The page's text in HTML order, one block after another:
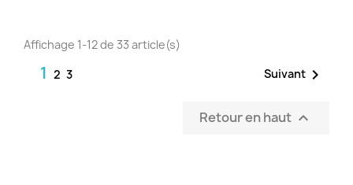
Affichage 1-12 de 33 article(s)
1 2 3 Suivant 
Retour en haut 